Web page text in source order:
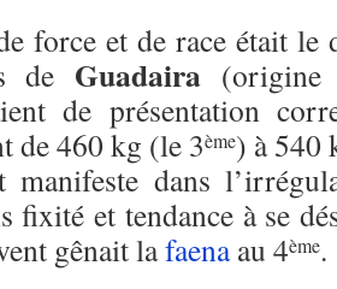
force et de race était le
de Guadaira (origine
de présentation
de 460 kg (le 3ème) à 540
manifeste dans
fixité et tendance à se
gênait lafaenaau 4ème.